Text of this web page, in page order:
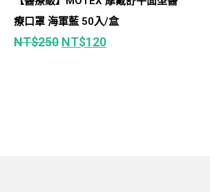
療口罩 海軍藍 50入/盒
NT$250 NT$120